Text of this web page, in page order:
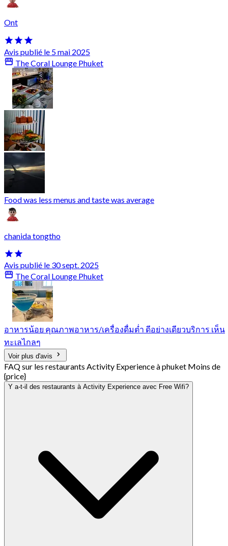
Ont
Avis publié le 5 mai 2025
The Coral Lounge Phuket
Food was less menus and taste was average
chanida tongtho
Avis publié le 30 sept. 2025
The Coral Lounge Phuket
อาหารน้อย คุณภาพอาหาร/เครื่องดื่มต่ำ ดีอย่างเดียวบริการ เห็น
ทะเลไกลๆ
Voir plus d'avis
FAQ sur les restaurants Activity Experience à phuket Moins de
{price}
Y a-t-il des restaurants à Activity Experience avec Free Wifi?